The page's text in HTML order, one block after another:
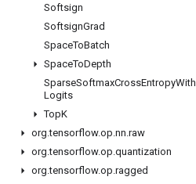
Softsign
SoftsignGrad
SpaceToBatch
SpaceToDepth
SparseSoftmaxCrossEntropyWith
Logits
TopK
org.tensorflow.op.nn.raw
org.tensorflow.op.quantization
org.tensorflow.op.ragged